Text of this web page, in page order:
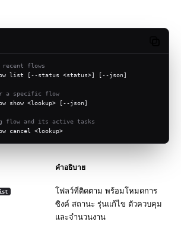
flows
list [--status <status>] [--json]
a specific flow
show <lookup> [--json]
flow and its active tasks
cancel <lookup>
คำอธิบาย
โฟลว์ที่ติดตาม พร้อมโหมดการ
ซิงค์ สถานะ รุ่นแก้ไข ตัวควบคุม
และจำนวนงาน